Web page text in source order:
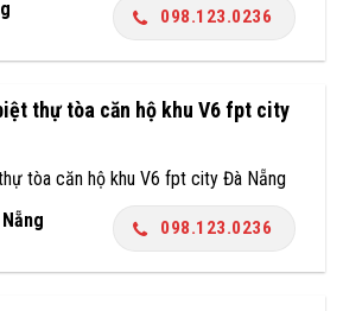
098.123.0236
thự tòa căn hộ khu V6 fpt city
tòa căn hộ khu V6 fpt city Đà Nẵng
098.123.0236